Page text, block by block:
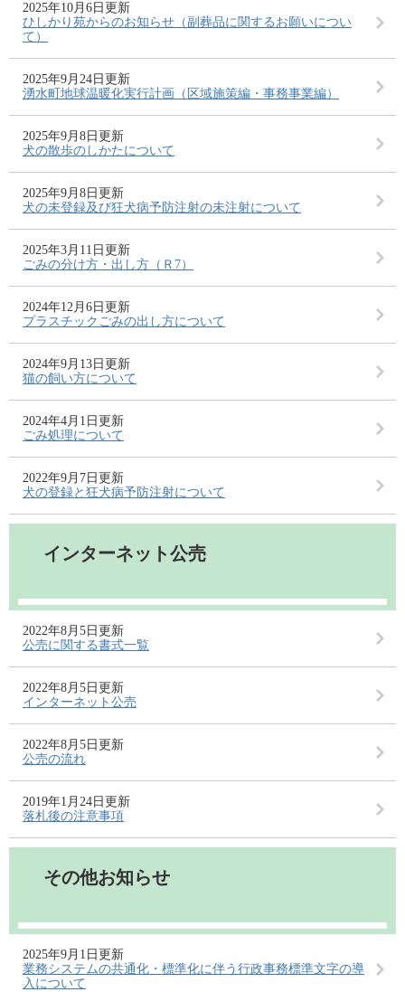
2025年10月6日更新
ひしかり苑からのお知らせ（副葬品に関するお願いについ
て）
2025年9月24日更新
湧水町地球温暖化実行計画（区域施策編・事務事業編）
2025年9月8日更新
犬の散歩のしかたについて
2025年9月8日更新
犬の未登録及び狂犬病予防注射の未注射について
2025年3月11日更新
ごみの分け方・出し方（Ｒ7）
2024年12月6日更新
プラスチックごみの出し方について
2024年9月13日更新
猫の飼い方について
2024年4月1日更新
ごみ処理について
2022年9月7日更新
犬の登録と狂犬病予防注射について
インターネット公売
2022年8月5日更新
公売に関する書式一覧
2022年8月5日更新
インターネット公売
2022年8月5日更新
公売の流れ
2019年1月24日更新
落札後の注意事項
その他お知らせ
2025年9月1日更新
業務システムの共通化・標準化に伴う行政事務標準文字の導
入について